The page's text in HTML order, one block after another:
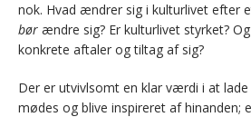
nok. Hvad ændrer sig i kulturlivet efter
bør ændre sig? Er kulturlivet styrket?
konkrete aftaler og tiltag af sig?
Der er utvivlsomt en klar værdi i at
mødes og blive inspireret af hinanden;